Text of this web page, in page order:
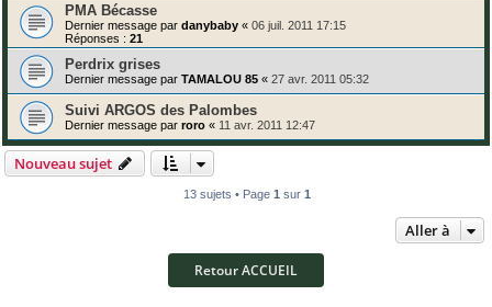
PMA Bécasse
Dernier message par danybaby « 06 juil. 2011 17:15
Réponses : 21
Perdrix grises
Dernier message par TAMALOU 85 « 27 avr. 2011 05:32
Suivi ARGOS des Palombes
Dernier message par roro « 11 avr. 2011 12:47
Nouveau sujet
13 sujets • Page 1 sur 1
Aller à
Retour ACCUEIL